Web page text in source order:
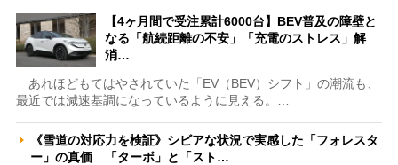
【4ヶ月間で受注累計6000台】BEV普及の障壁と
なる「航続距離の不安」「充電のストレス」解
消…
あれほどもてはやされていた「EV（BEV）シフト」の潮流も、
最近では減速基調になっているように見える。…
《雪道の対応力を検証》シビアな状況で実感した「フォレスタ
ー」の真価 「ターボ」と「スト…